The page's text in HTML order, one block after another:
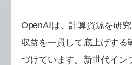
OpenAIは、計算資源を研究
収益を一貫して底上げする
づけています。新世代イン